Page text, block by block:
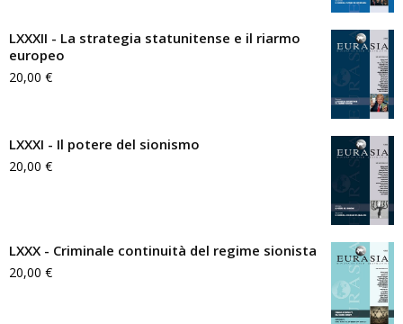
LXXXII - La strategia statunitense e il riarmo
europeo
20,00 €
LXXXI - Il potere del sionismo
20,00 €
LXXX - Criminale continuità del regime sionista
20,00 €